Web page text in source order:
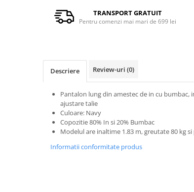
TRANSPORT GRATUIT
Pentru comenzi mai mari de 699 lei
Descriere Review-uri (0)
Pantalon lung din amestec de in cu bumbac,
ajustare talie
Culoare: Navy
Copozitie 80% In si 20% Bumbac
Modelul are inaltime 1.83 m, greutate 80 kg
Informatii conformitate produs